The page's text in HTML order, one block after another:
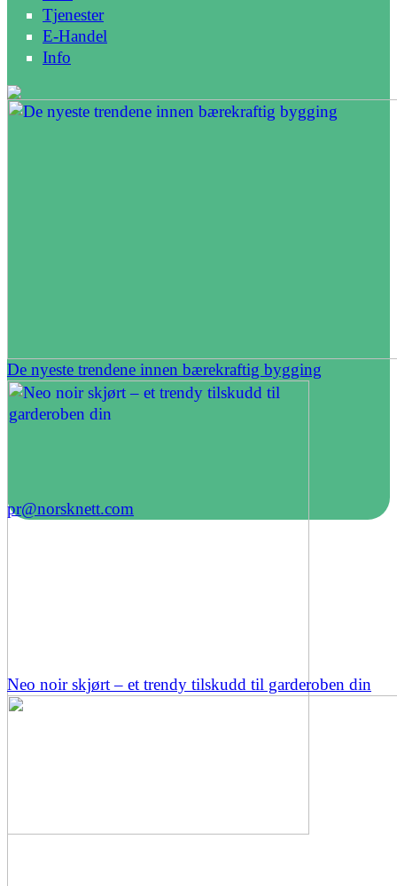
Tjenester
E-Handel
Info
De nyeste trendene innen bærekraftig bygging
Neo noir skjørt – et trendy tilskudd til garderoben din
pr@norsknett.com